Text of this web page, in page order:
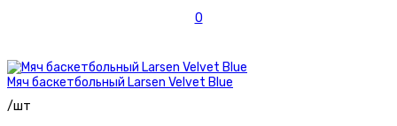
0
Мяч баскетбольный Larsen Velvet Blue
/шт